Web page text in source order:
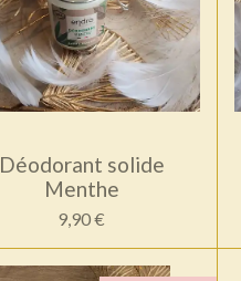
Déodorant solide
Menthe
9,90 €